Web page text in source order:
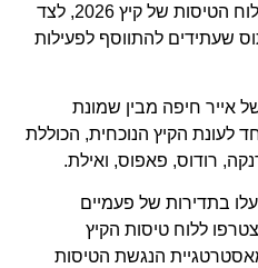
שאייר חיפה משיקה במסגרת לוח הטיסות של קיץ 2026, לצד
שעתידים להתווסף לפעילות
אייר חיפה מבין שמונת
לעונת הקיץ הנוכחית, הכוללת
רודוס, פאפוס, ואילת.
בתדירות של פעמיים
ללוח טיסות הקיץ
הנגשת הטיסות